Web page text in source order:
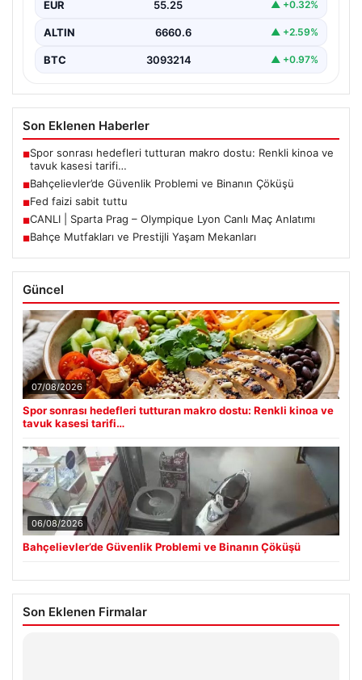
EUR 55.25 ▲ +0.32%
ALTIN 6660.6 ▲ +2.59%
BTC 3093214 ▲ +0.97%
Son Eklenen Haberler
■Spor sonrası hedefleri tutturan makro dostu: Renkli kinoa ve
tavuk kasesi tarifi…
■Bahçelievler’de Güvenlik Problemi ve Binanın Çöküşü
■Fed faizi sabit tuttu
■CANLI | Sparta Prag – Olympique Lyon Canlı Maç Anlatımı
■Bahçe Mutfakları ve Prestijli Yaşam Mekanları
Güncel
07/08/2026
Spor sonrası hedefleri tutturan makro dostu: Renkli kinoa ve
tavuk kasesi tarifi…
06/08/2026
Bahçelievler’de Güvenlik Problemi ve Binanın Çöküşü
Son Eklenen Firmalar